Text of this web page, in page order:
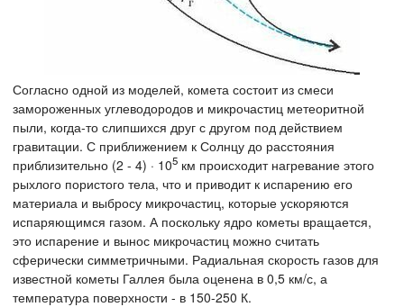
Согласно одной из моделей, комета состоит из смеси
замороженных углеводородов и микрочастиц метеоритной
пыли, когда-то слипшихся друг с другом под действием
гравитации. С приближением к Солнцу до расстояния
приблизительно (2 - 4) · 105 км происходит нагревание этого
рыхлого пористого тела, что и приводит к испарению его
материала и выбросу микрочастиц, которые ускоряются
испаряющимся газом. А поскольку ядро кометы вращается,
это испарение и вынос микрочастиц можно считать
сферически симметричными. Радиальная скорость газов для
известной кометы Галлея была оценена в 0,5 км/с, а
температура поверхности - в 150-250 К.